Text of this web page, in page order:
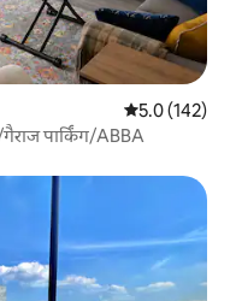
औसत रेटिंग 5 में
5.0 (142)
पार्किंग/ABBA